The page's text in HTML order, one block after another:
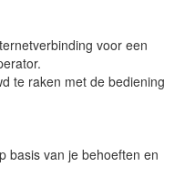
voor een
te raken met de bediening
basis van je behoeften en